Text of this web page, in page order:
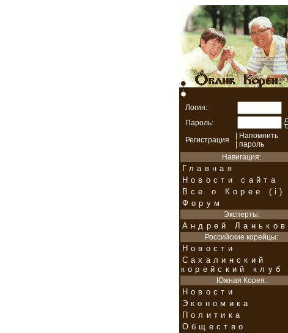
Логин:
Пароль:
Регистрация
Напомнить
| пароль
Навигация:
Главная
Новости сайта
Все о Корее (i)
Форум
Эксперты:
Андрей Ланьков
Российские корейцы:
Новости
Сахалинский
корейский клуб
Южная Корея:
Новости
Экономика
Политика
Общество